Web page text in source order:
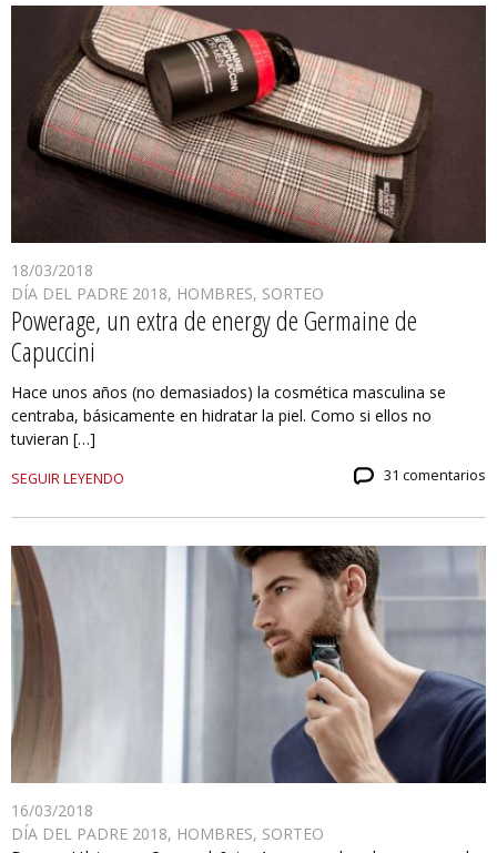
18/03/2018
DÍA DEL PADRE 2018, HOMBRES, SORTEO
Powerage, un extra de energy de Germaine de
Capuccini
Hace unos años (no demasiados) la cosmética masculina se
centraba, básicamente en hidratar la piel. Como si ellos no
tuvieran […]
SEGUIR LEYENDO 31 comentarios
16/03/2018
DÍA DEL PADRE 2018, HOMBRES, SORTEO